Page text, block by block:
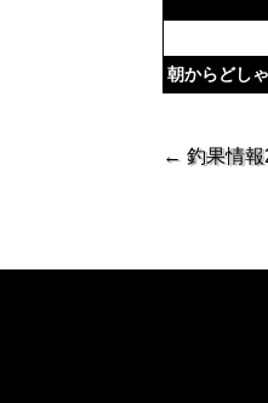
朝からどし
←釣果情